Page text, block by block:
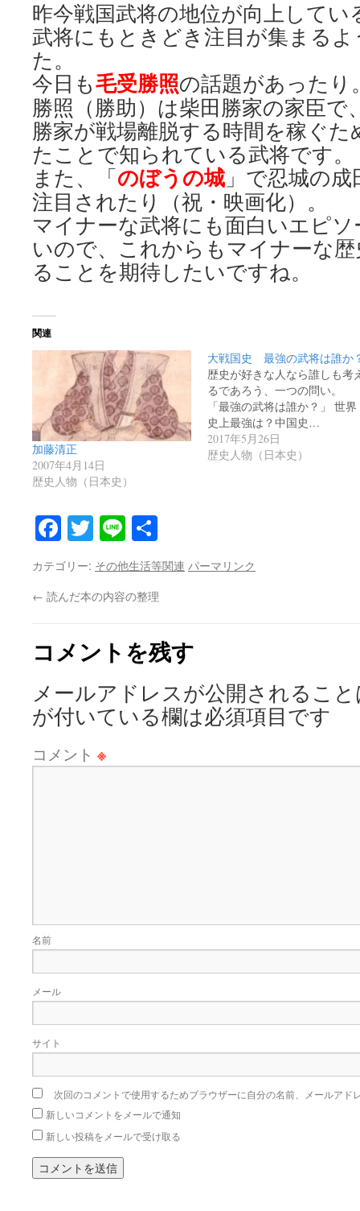
ス
ッ
プ
昨今戦国武将の地位が向上して
武将にもときどき注目が集まる
た。
今日も毛受勝照の話題があったり
勝照（勝助）は柴田勝家の家臣で
勝家が戦場離脱する時間を稼ぐ
たことで知られている武将です。
また、「のぼうの城 」で忍城の
注目されたり（祝・映画化）。
マイナーな武将にも面白いエピ
いので、これからもマイナーな
ることを期待したいですね。
関連
加藤清正
2007年4月14日
歴史人物（日本史）
大戦国史 最強の武将は誰か
歴史が好きな人なら誰しも考
るであろう、一つの問い。
「最強の武将は誰か？」 世界
史上最強は？中国史…
2017年5月26日
歴史人物（日本史）
Facebook
Twitter
Line
有
カテゴリー: その他生活等関連 パーマリンク
← 読んだ本の内容の整理
コメントを残す
メールアドレスが公開されるこ
が付いている欄は必須項目です
コメント ※
名前
メール
サイト
次回のコメントで使用するためブラウザーに自分の名前、メールアド
新しいコメントをメールで通知
新しい投稿をメールで受け取る